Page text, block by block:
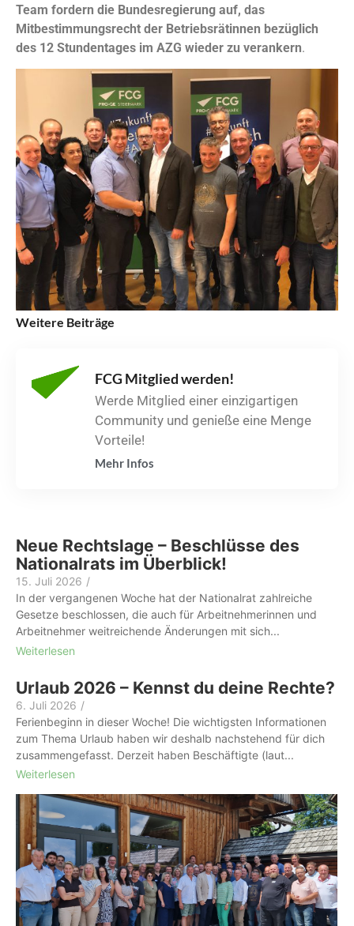
Team fordern die Bundesregierung auf, das
Mitbestimmungsrecht der Betriebsrätinnen bezüglich
des 12 Stundentages im AZG wieder zu verankern.
Weitere Beiträge
FCG Mitglied werden!
Werde Mitglied einer einzigartigen
Community und genieße eine Menge
Vorteile!
Mehr Infos
Neue Rechtslage – Beschlüsse des
Nationalrats im Überblick!
15. Juli 2026 /
In der vergangenen Woche hat der Nationalrat zahlreiche
Gesetze beschlossen, die auch für Arbeitnehmerinnen und
Arbeitnehmer weitreichende Änderungen mit sich...
Weiterlesen
Urlaub 2026 – Kennst du deine Rechte?
6. Juli 2026 /
Ferienbeginn in dieser Woche! Die wichtigsten Informationen
zum Thema Urlaub haben wir deshalb nachstehend für dich
zusammengefasst. Derzeit haben Beschäftigte (laut...
Weiterlesen